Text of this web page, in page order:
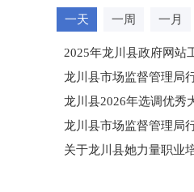
一天 一周 一月
2025年龙川县政府网站
龙川县市场监督管理局
龙川县2026年选调优秀
龙川县市场监督管理局
（龙市监罚送告〔2026
关于龙川县她力量职业